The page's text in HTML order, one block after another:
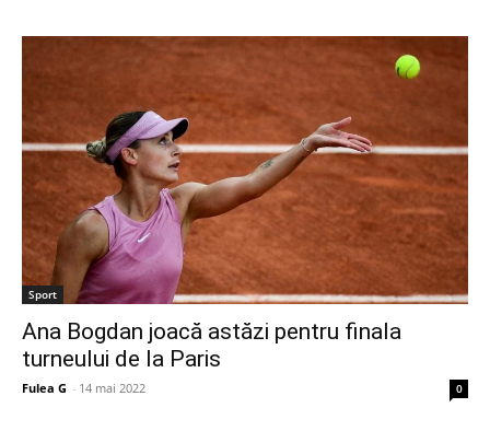
Sport
Ana Bogdan joacă astăzi pentru finala
turneului de la Paris
Fulea G - 14 mai 2022 0